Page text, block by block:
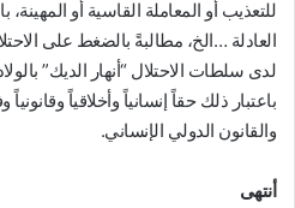
للتعذيب أو المعاملة القاسية أو
العادلة …الخ، مطالبةً بالضغط على
لدى سلطات الاحتلال “أنهار الديك”
باعتبار ذلك حقاً إنسانياً وأخلاقياً
والقانون الدولي الإنساني.
أنتهى